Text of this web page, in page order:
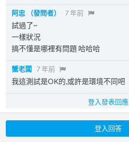
阿忠 （發問者） 7 年前
試過了~
一樣狀況
搞不懂是哪裡有問題 哈哈哈
蟹老闆 7 年前
我這測試是OK的,或許是環境不同吧
登入發表回應
登入回答